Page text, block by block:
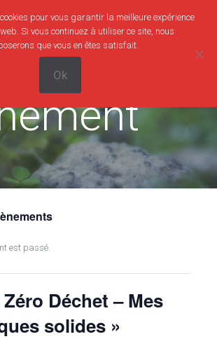
0
0,00€
est passé.
Déchet – Mes
solides »
pour vous garantir la meilleure expérience
Si vous continuez à utiliser ce site, nous
que vous en êtes satisfait.
Ok